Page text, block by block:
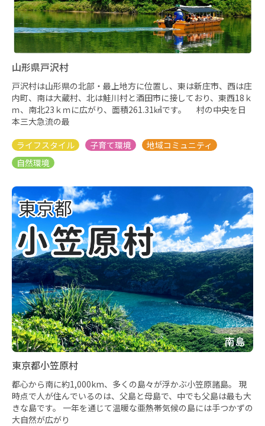
山形県戸沢村
戸沢村は山形県の北部・最上地方に位置し、東は新庄市、西は庄
内町、南は大蔵村、北は鮭川村と酒田市に接しており、東西18ｋ
ｍ、南北23ｋｍに広がり、面積261.31㎢です。 村の中央を日
本三大急流の最
東京都小笠原村
都心から南に約1,000km、多くの島々が浮かぶ小笠原諸島。 現
時点で人が住んでいるのは、父島と母島で、中でも父島は最も大
きな島です。 一年を通じて温暖な亜熱帯気候の島には手つかずの
大自然が広がり